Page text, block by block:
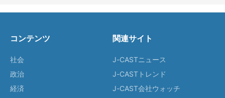
コンテンツ
社会
政治
経済
関連サイト
J-CASTニュース
J-CASTトレンド
J-CAST会社ウォッチ